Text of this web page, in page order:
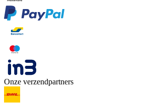
Onze verzendpartners